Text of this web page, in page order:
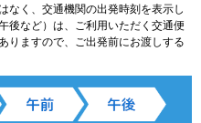
なく、交通機関の出発時刻を表示し
後など）は、ご利用いただく交通便
りますので、ご出発前にお渡しする